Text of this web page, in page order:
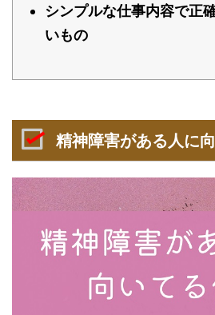
シンプルな仕事内容で正
いもの
精神障害がある人に